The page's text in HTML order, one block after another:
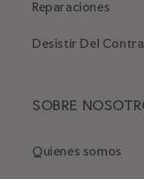
Reparaciones
Desistir Del
SOBRE
Quienes somos